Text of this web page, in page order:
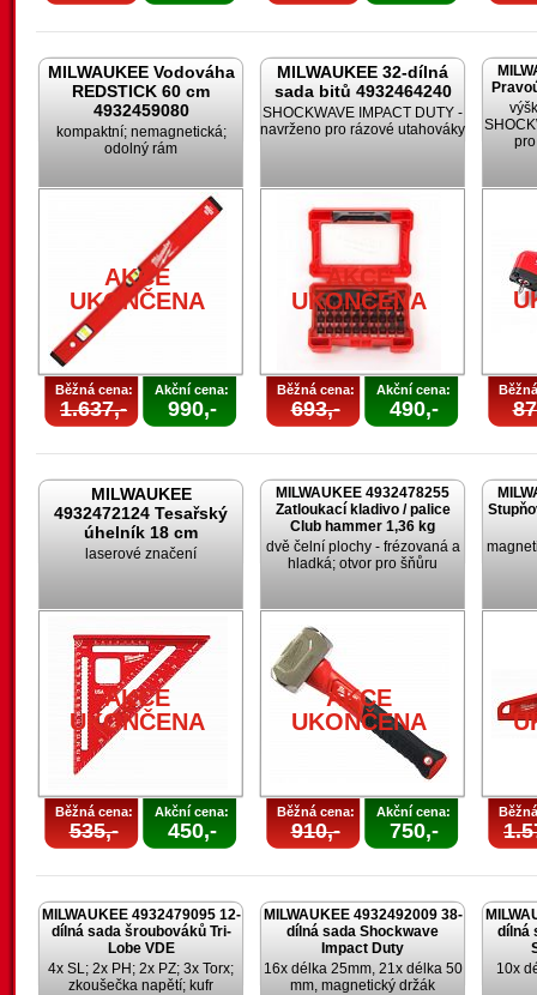
MILWAUKEE Vodováha
REDSTICK 60 cm
4932459080
kompaktní; nemagnetická;
odolný rám
AKCE
UKONČENA
Běžná cena:
1.637,-
Akční cena:
990,-
MILWAUKEE 32-dílná
sada bitů 4932464240
SHOCKWAVE IMPACT DUTY -
navrženo pro rázové utahováky
AKCE
UKONČENA
Běžná cena:
693,-
Akční cena:
490,-
MILWAUKEE
4932472124 Tesařský
úhelník 18 cm
laserové značení
AKCE
UKONČENA
Běžná cena:
535,-
Akční cena:
450,-
MILWAUKEE 4932478255
Zatloukací kladivo / palice
Club hammer 1,36 kg
dvě čelní plochy - frézovaná a
hladká; otvor pro šňůru
AKCE
UKONČENA
Běžná cena:
910,-
Akční cena:
750,-
MILWAUKEE 4932479095 12-
dílná sada šroubováků Tri-
Lobe VDE
4x SL; 2x PH; 2x PZ; 3x Torx;
zkoušečka napětí; kufr
MILWAUKEE 4932492009 38-
dílná sada Shockwave
Impact Duty
16x délka 25mm, 21x délka 50
mm, magnetický držák
dílná
10x